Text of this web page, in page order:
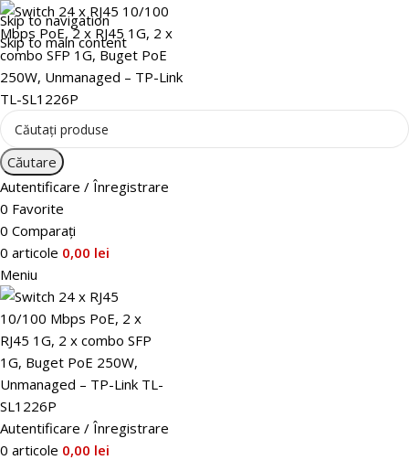
Skip to navigation
Skip to main content
Căutare
Autentificare / Înregistrare
0 Favorite
0 Comparați
0 articole 0,00 lei
Meniu
Autentificare / Înregistrare
0 articole 0,00 lei